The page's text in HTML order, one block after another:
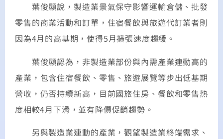
葉俊顯說，製造業景氣保守影響運輸倉儲、批發
零售的商業活動和訂單，住宿餐飲與旅遊代訂業者則
因為4月的高基期，使得5月擴張速度趨緩。
葉俊顯認為，非製造業部份與內需產業連動高的
產業，包含住宿餐飲、零售、旅遊展覽等步出低基期
營收，仍否持續新高，目前國旅住房、餐飲和零售熱
度相較4月下滑，並有降價促銷趨勢。
另與製造業連動的產業，觀望製造業終端需求、